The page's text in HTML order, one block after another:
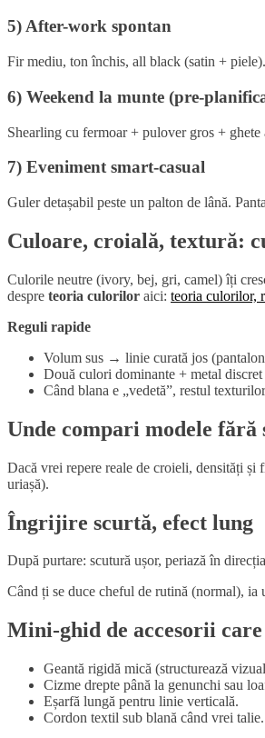
5) After-work spontan
Fir mediu, ton închis, all black (satin +
6) Weekend la munte (pre-
Shearling cu fermoar + pulover gros +
7) Eveniment smart-casual
Guler detașabil peste un palton de lână.
Culoare, croială, textură:
Culorile neutre (ivory, bej, gri, camel) îți
despre teoria culorilor aici: teoria culorilor,
Reguli rapide
Volum sus → linie curată jos
Două culori dominante + metal
Când blana e „vedetă”, restul
Unde compari modele
Dacă vrei repere reale de croieli, densități
uriașă).
Îngrijire scurtă, efect lung
După purtare: scutură ușor, periază în
Când ți se duce cheful de rutină (normal), ia
Mini-ghid de accesorii
Geantă rigidă mică (structurează
Cizme drepte până la genunchi sau
Eșarfă lungă pentru linie verticală.
Cordon textil sub blană când vrei talie.